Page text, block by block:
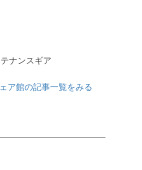
ナンスギア
ア館の記事一覧をみる